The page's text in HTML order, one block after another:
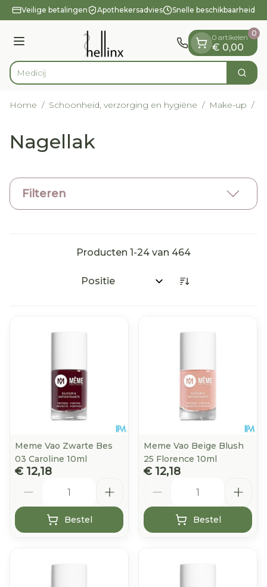
Ga naar de inhoud
1 van 1
Veilige betalingen Apothekersadvies Snelle beschikbaarheid
Menu
Product, merk, categorie... Zoek
0 artikelen
€ 0,00
0
Home / Schoonheid, verzorging en hygiëne / Make-up /
Nagellak
Filteren
Producten 1-24 van 464
Sorteer op:
Meme Vao Zwarte Bes
03 Caroline 10ml
€ 12,18
Bestel
Meme Vao Beige Blush
25 Florence 10ml
€ 12,18
Bestel